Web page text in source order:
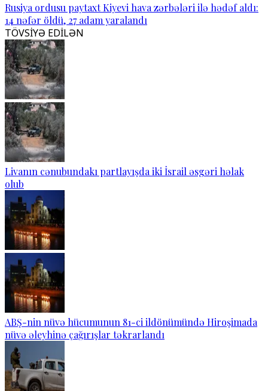
Rusiya ordusu paytaxt Kiyevi hava zərbələri ilə hədəf aldı:
14 nəfər öldü, 27 adam yaralandı
TÖVSİYƏ EDİLƏN
Livanın cənubundakı partlayışda iki İsrail əsgəri həlak
olub
ABŞ-nin nüvə hücumunun 81-ci ildönümündə Hiroşimada
nüvə əleyhinə çağırışlar təkrarlandı